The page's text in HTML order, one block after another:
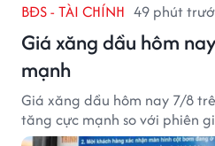
BĐS - TÀI CHÍNH 49 phút
Giá xăng dầu hôm
mạnh
Giá xăng dầu hôm nay 7/8
tăng cực mạnh so với phiên